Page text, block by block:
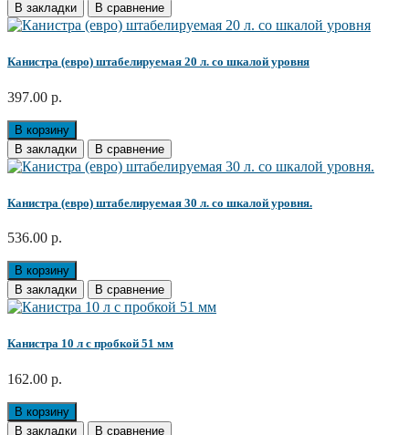
В закладки
В сравнение
Канистра (евро) штабелируемая 20 л. со шкалой уровня
397.00 р.
В корзину
В закладки
В сравнение
Канистра (евро) штабелируемая 30 л. со шкалой уровня.
536.00 р.
В корзину
В закладки
В сравнение
Канистра 10 л с пробкой 51 мм
162.00 р.
В корзину
В закладки
В сравнение